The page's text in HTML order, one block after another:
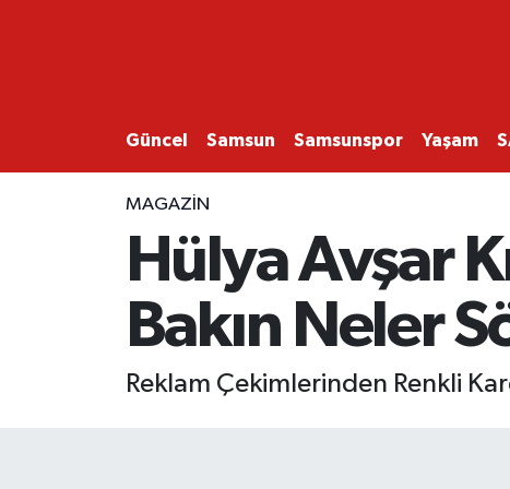
Güncel Samsun Samsunspor Yaşam
MAGAZİN
Hülya Avşar
Bakın Neler
Reklam Çekimlerinden Renkli
SAMSUN
SAMSUNSPOR
EKONOMİ